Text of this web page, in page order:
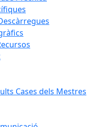
Cases dels Mestres